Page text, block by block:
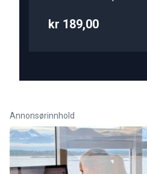
kr 189,00
Annonsørinnhold